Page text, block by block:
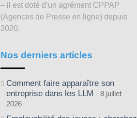
– il est doté d’un agrément CPPAP
(Agences de Presse en ligne) depuis
2020.
Nos derniers articles
Comment faire apparaître son
entreprise dans les LLM
8 juillet
2026